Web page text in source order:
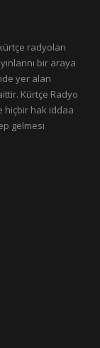
radyoları
bir araya
yer alan
Kürtçe Radyo
hiçbir hak iddaa
gelmesi